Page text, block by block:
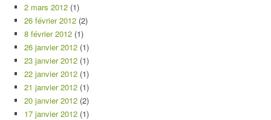
2 mars 2012 (1)
26 février 2012 (2)
8 février 2012 (1)
26 janvier 2012 (1)
23 janvier 2012 (1)
22 janvier 2012 (1)
21 janvier 2012 (1)
20 janvier 2012 (2)
17 janvier 2012 (1)